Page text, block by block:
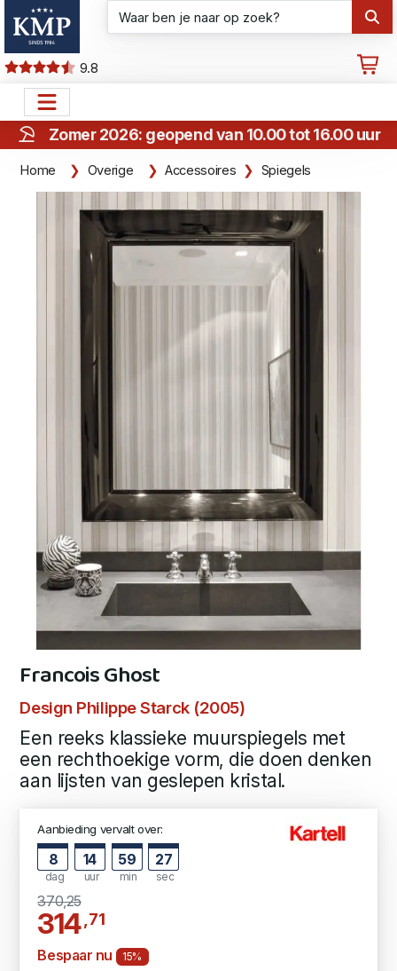
9.8
Zomer 2026: geopend van 10.00 tot 16.00 uur
Home Overige Accessoires Spiegels
Francois Ghost
Design Philippe Starck (2005)
Een reeks klassieke muurspiegels met
een rechthoekige vorm, die doen denken
aan lijsten van geslepen kristal.
Aanbieding vervalt over:
8
dag
14
uur
59
min
26
sec
370,25
314,71
Bespaar nu 15%